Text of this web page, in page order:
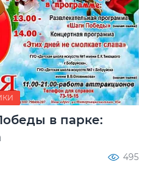
в парке:
495